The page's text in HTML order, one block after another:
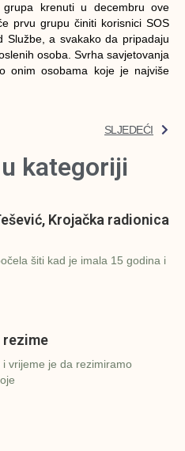
krenuti u decembru ove
prvu grupu činiti korisnici SOS
Službe, a svakako da pripadaju
osoba. Svrha savjetovanja
onim osobama koje je najviše
SLJEDEĆI
kategoriji
Krojačka radionica
šiti kad je imala 15 godina i
rezime
i vrijeme je da rezimiramo